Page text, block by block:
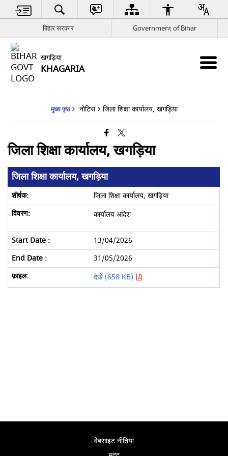
बिहार सरकार Government of Bihar
खगड़िया
KHAGARIA
मुख्य पृष्ठ नोटिस जिला शिक्षा कार्यालय, खगड़िया
जिला शिक्षा कार्यालय, खगड़िया
जिला शिक्षा कार्यालय, खगड़िया
जिला शिक्षा कार्यालय, खगड़िया
कार्यालय आदेश
13/04/2026
31/05/2026
देखें (658 KB)
वेबसाइट नीतियां